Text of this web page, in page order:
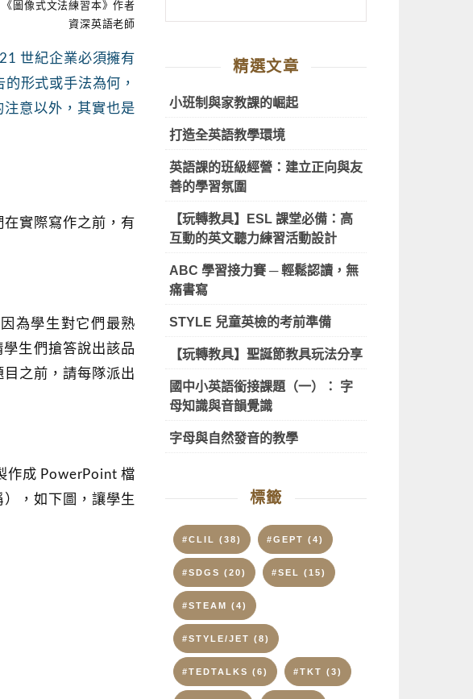
《圖像式文法練習本》作者
資深英語老師
世紀企業必須擁有
形式或手法為何，
意以外，其實也是
實際寫作之前，有
為學生對它們最熟
生們搶答說出該品
之前，請每隊派出
作成 PowerPoint 檔
，如下圖，讓學生
精選文章
小班制與家教課的崛起
打造全英語教學環境
英語課的班級經營：建立正向與友
善的學習氛圍
【玩轉教具】ESL 課堂必備：高
互動的英文聽力練習活動設計
ABC 學習接力賽 ─ 輕鬆認讀，無
痛書寫
STYLE 兒童英檢的考前準備
【玩轉教具】聖誕節教具玩法分享
國中小英語銜接課題（一）： 字
母知識與音韻覺識
字母與自然發音的教學
標籤
#CLIL (38) #GEPT (4)
#SDGS (20) #SEL (15)
#STEAM (4)
#STYLE/JET (8)
#TEDTALKS (6) #TKT (3)